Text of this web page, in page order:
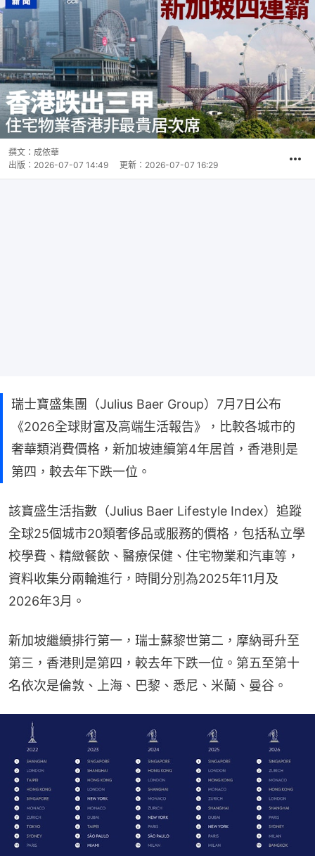
撰文： 成依華
出版： 2026-07-07 14:49 更新： 2026-07-07 16:29
瑞士寶盛集團（Julius Baer Group）7月7日公布
《2026全球財富及高端生活報告》，比較各城市的
奢華類消費價格，新加坡連續第4年居首，香港則是
第四，較去年下跌一位。
該寶盛生活指數（Julius Baer Lifestyle Index）追蹤
全球25個城市20類奢侈品或服務的價格，包括私立學
校學費、精緻餐飲、醫療保健、住宅物業和汽車等，
資料收集分兩輪進行，時間分別為2025年11月及
2026年3月。
新加坡繼續排行第一，瑞士蘇黎世第二，摩納哥升至
第三，香港則是第四，較去年下跌一位。第五至第十
名依次是倫敦、上海、巴黎、悉尼、米蘭、曼谷。